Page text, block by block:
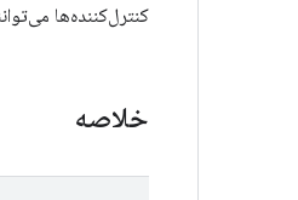
کنترل‌کننده‌ها
خلاصه